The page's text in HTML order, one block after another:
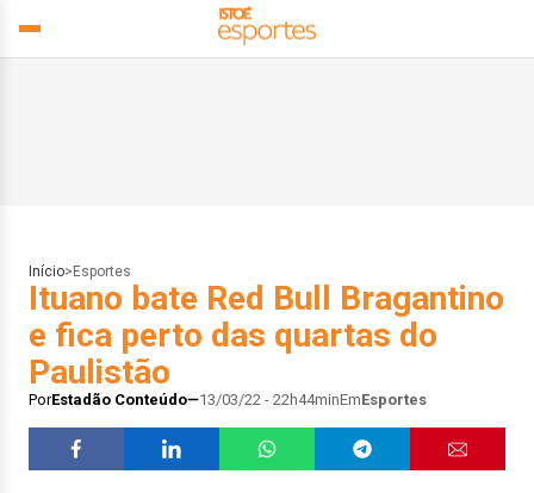
Início> Esportes
Ituano bate Red Bull Bragantino
e fica perto das quartas do
Paulistão
PorEstadão Conteúdo 13/03/22 - 22h44minEmEsportes